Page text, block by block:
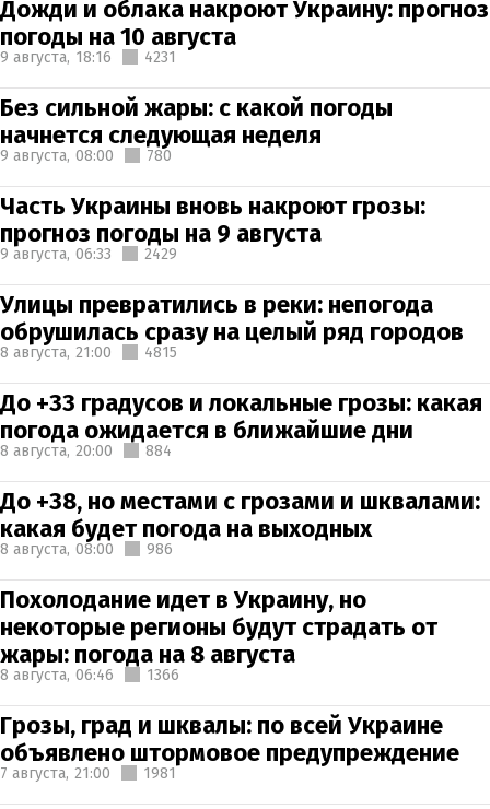
Дожди и облака накроют Украину: прогноз
погоды на 10 августа
9 августа, 18:16 4231
Без сильной жары: с какой погоды
начнется следующая неделя
9 августа, 08:00 780
Часть Украины вновь накроют грозы:
прогноз погоды на 9 августа
9 августа, 06:33 2429
Улицы превратились в реки: непогода
обрушилась сразу на целый ряд городов
8 августа, 21:00 4815
До +33 градусов и локальные грозы: какая
погода ожидается в ближайшие дни
8 августа, 20:00 884
До +38, но местами с грозами и шквалами:
какая будет погода на выходных
8 августа, 08:00 986
Похолодание идет в Украину, но
некоторые регионы будут страдать от
жары: погода на 8 августа
8 августа, 06:46 1366
Грозы, град и шквалы: по всей Украине
объявлено штормовое предупреждение
7 августа, 21:00 1981